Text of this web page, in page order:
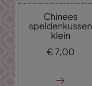
Chinees
speldenkussen
klein
€ 7,00